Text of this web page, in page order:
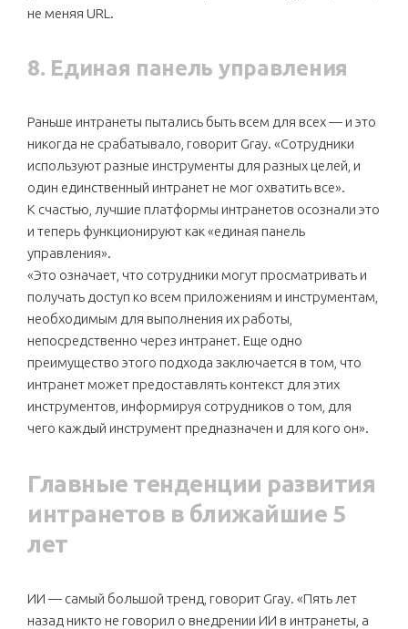
не меняя URL.
8. Единая панель управления
Раньше интранеты пытались быть всем для всех — и это
никогда не срабатывало, говорит Gray. «Сотрудники
используют разные инструменты для разных целей, и
один единственный интранет не мог охватить все».
К счастью, лучшие платформы интранетов осознали это
и теперь функционируют как «единая панель
управления».
«Это означает, что сотрудники могут просматривать и
получать доступ ко всем приложениям и инструментам,
необходимым для выполнения их работы,
непосредственно через интранет. Еще одно
преимущество этого подхода заключается в том, что
интранет может предоставлять контекст для этих
инструментов, информируя сотрудников о том, для
чего каждый инструмент предназначен и для кого он».
Главные тенденции развития
интранетов в ближайшие 5
лет
ИИ — самый большой тренд, говорит Gray. «Пять лет
назад никто не говорил о внедрении ИИ в интранеты, а